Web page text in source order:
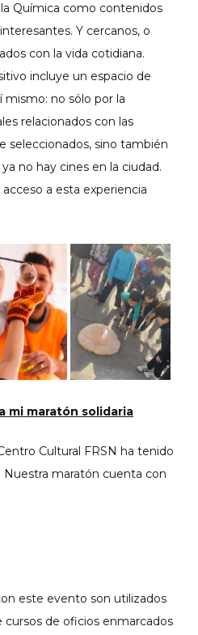
Química como contenidos
Y cercanos, o
con la vida cotidiana.
incluye un espacio de
mismo: no sólo por la
relacionados con las
seleccionados, sino también
no hay cines en la ciudad.
a esta experiencia
mi maratón solidaria
Cultural FRSN ha tenido
Nuestra maratón cuenta con
este evento son utilizados
de oficios enmarcados